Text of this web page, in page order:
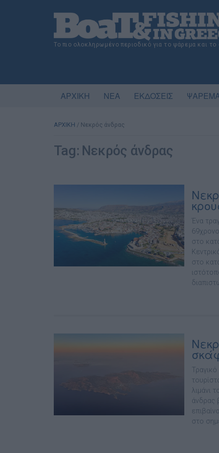
Το πιο ολοκληρωμένο περιοδικό για το ψάρεμα και
ΑΡΧΙΚΗ ΝΕΑ ΕΚΔΟΣΕΙΣ
ΑΡΧΙΚΗ / Νεκρός άνδρας
Tag: Νεκρός άνδρας
Ένα
στο
στο
λιμάνι
άνδρας
στο